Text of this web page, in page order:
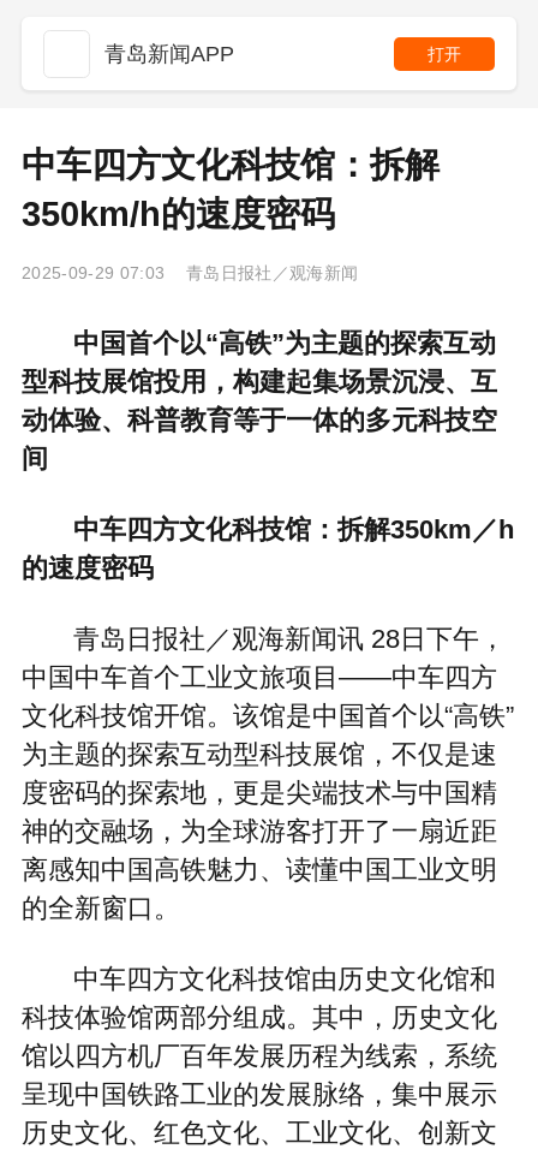
青岛新闻APP 打开
中车四方文化科技馆：拆解
350km/h的速度密码
2025-09-29 07:03 青岛日报社／观海新闻
中国首个以“高铁”为主题的探索互动
型科技展馆投用，构建起集场景沉浸、互
动体验、科普教育等于一体的多元科技空
间
中车四方文化科技馆：拆解350km／h
的速度密码
青岛日报社／观海新闻讯 28日下午，
中国中车首个工业文旅项目——中车四方
文化科技馆开馆。该馆是中国首个以“高铁”
为主题的探索互动型科技展馆，不仅是速
度密码的探索地，更是尖端技术与中国精
神的交融场，为全球游客打开了一扇近距
离感知中国高铁魅力、读懂中国工业文明
的全新窗口。
中车四方文化科技馆由历史文化馆和
科技体验馆两部分组成。其中，历史文化
馆以四方机厂百年发展历程为线索，系统
呈现中国铁路工业的发展脉络，集中展示
历史文化、红色文化、工业文化、创新文